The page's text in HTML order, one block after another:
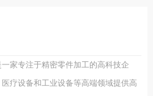
家专注于精密零件加工的高科技企
疗设备和工业设备等高端领域提供高